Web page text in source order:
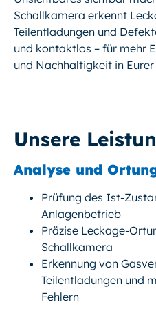
Schallkamera erkennt
Teilentladungen und
und kontaktlos – für mehr
und Nachhaltigkeit in Eurer
Unsere
Analyse und
Prüfung des Ist-
Anlagenbetrieb
Präzise Leckage-
Schallkamera
Erkennung von
Teilentladungen und
Fehlern